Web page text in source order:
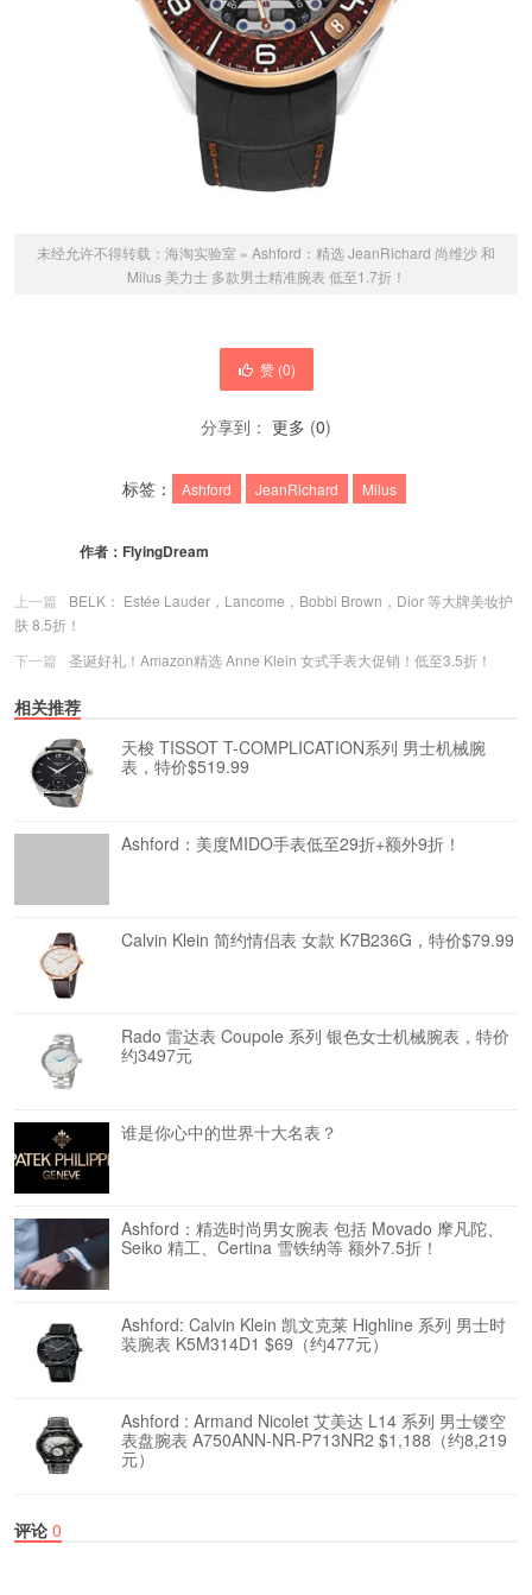
未经允许不得转载： 海淘实验室 » Ashford：精选 JeanRichard 尚维沙 和
Milus 美力士 多款男士精准腕表 低至1.7折！
赞 (0)
分享到： 更多 (0)
标签： Ashford JeanRichard Milus
作者： FlyingDream
上一篇
BELK： Estée Lauder，Lancome，Bobbi Brown，Dior 等大牌美妆护
肤 8.5折！
下一篇
圣诞好礼！Amazon精选 Anne Klein 女式手表大促销！低至3.5折！
相关推荐
天梭 TISSOT T-COMPLICATION系列 男士机械腕
表，特价$519.99
Ashford：美度MIDO手表低至29折+额外9折！
Calvin Klein 简约情侣表 女款 K7B236G，特价$79.99
Rado 雷达表 Coupole 系列 银色女士机械腕表，特价
约3497元
谁是你心中的世界十大名表？
Ashford：精选时尚男女腕表 包括 Movado 摩凡陀、
Seiko 精工、Certina 雪铁纳等 额外7.5折！
Ashford: Calvin Klein 凯文克莱 Highline 系列 男士时
装腕表 K5M314D1 $69（约477元）
Ashford : Armand Nicolet 艾美达 L14 系列 男士镂空
表盘腕表 A750ANN-NR-P713NR2 $1,188（约8,219
元）
评论 0